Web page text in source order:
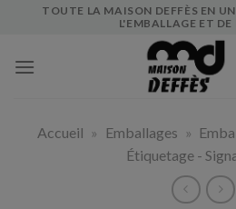
TOUTE LA MAISON DEFFÈS EN
L'EMBALLAGE ET DE
Accueil » Emballages »
Étiquetage -